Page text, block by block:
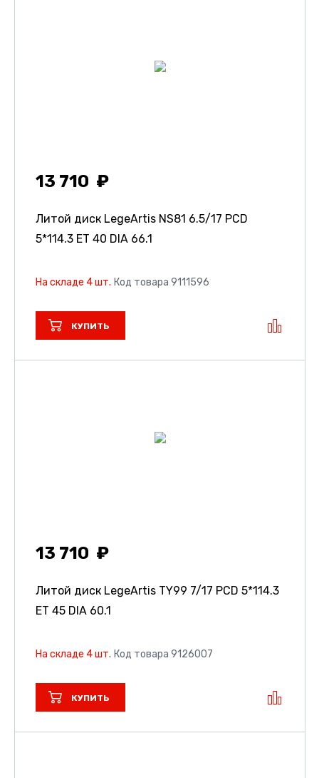
13 710
Литой диск LegeArtis NS81 6.5/17 PCD
5*114.3 ET 40 DIA 66.1
На складе 4 шт. Код товара 9111596
КУПИТЬ
13 710
Литой диск LegeArtis TY99 7/17 PCD 5*114.3
ET 45 DIA 60.1
На складе 4 шт. Код товара 9126007
КУПИТЬ